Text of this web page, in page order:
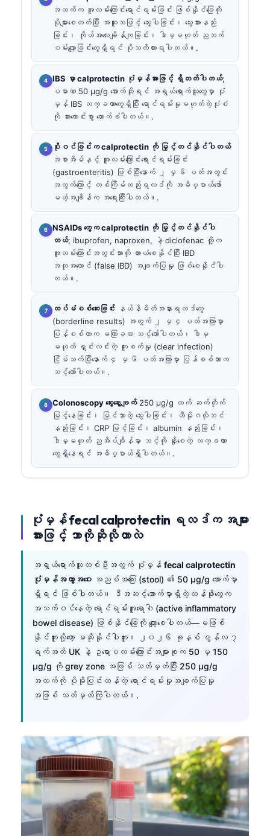
အထက်က အူလမ်းကြောင်းရောင်ရမ်းခြင်း ဖြစ်နိုင်ခြေကို
ပိုများစေတတ်ပြီး အထူးသဖြင့် သွေးပါခြင်း၊ သွေးအားနည်း
ခြင်း၊ ကိုယ်အလေးချိန်ကျခြင်း၊ ဒါမှမဟုတ် ညဘက်
ဝမ်းလျှောခြင်းတွေရှိရင် ပိုသတိထားရပါတယ်။.
IBS မှာ calprotectin ပုံမှန်အားဖြင့် ရှိတတ်ပါတယ်;
ပမာဏ 50 µg/g အောက်ဆိုရင် အရွယ်ရောက်သူတွေမှာ ပုံ
မှန် IBS လက္ခဏာတွေရှိပြီး ရောင်ရမ်းမှုမဟုတ်တဲ့ပုံစံ
ကို အားကောင်းစွာ ထောက်ခံပါတယ်။.
ပိုးဝင်ခြင်းက calprotectin ကို မြှင့်တင်နိုင်ပါတယ်
အစာအိမ်နှင့် အူလမ်းကြောင်းရောင်ရမ်းခြင်း
(gastroenteritis) ဖြစ်ပြီးနောက် ၂ မှ ၆ ပတ်အတွင်း
အတွက်ကြောင့် တစ်ကြိမ်တည်းရလဒ်ကို အဓိပ္ပာယ်ဖော်
မယ့်အချိန်က အရေးကြီးပါတယ်။.
NSAIDs တွေက calprotectin ကို မြှင့်တင်နိုင်ပါ
တယ်; ibuprofen, naproxen, နဲ့ diclofenac တို့က
အူလမ်းကြောင်းအတွင်းသားကို ယားယံစေနိုင်ပြီး IBD
အတုအယောင် (false IBD) အချက်ပြမှု ဖြစ်စေနိုင်ပါ
တယ်။.
ထပ်မံစစ်ဆေးခြင်း နယ်နိမိတ်အနားရလဒ်တွေ
(borderline results) အတွက် ၂ မှ ၄ ပတ်အကြာမှာ
ပြန်စစ်တာက မကြာခဏ သင့်တော်ပါတယ်၊ ဒါမှ
မဟုတ် ရှင်းလင်းတဲ့ ကူးစက်မှု (clear infection)
ငြိမ်သက်ပြီးနောက် ၄ မှ ၆ ပတ်အကြာမှာ ပြန်စစ်တာက
သင့်တော်ပါတယ်။.
Colonoscopy ဆွေးနွေးချက်250 µg/g ထက် ဆက်တိုက်
မြင့်နေခြင်း၊ မြင်သာတဲ့ သွေးပါခြင်း၊ ဟီမိုဂလိုဘင်
နည်းခြင်း၊ CRP မြင့်ခြင်း၊ albumin နည်းခြင်း၊
ဒါမှမဟုတ် ညအိပ်ချိန်မှာ သင့်ကို နိုးစေတဲ့ လက္ခဏာ
တွေရှိနေရင် အဓိပ္ပာယ်ရှိပါတယ်။.
ပုံမှန် fecal calprotectin ရလဒ်က အများ
အားဖြင့် ဘာကိုဆိုလိုတာလဲ
အရွယ်ရောက်သူတစ်ဦးအတွက် ပုံမှန် fecal calprotectin
ပုံမှန်အကွာအဝေး အညစ်အကြေး (stool) ၏ 50 µg/g အောက်မှာ
ရှိရင် ဖြစ်ပါတယ်။ ဒီအဆင့်အောက်မှာရှိတဲ့တန်ဖိုးတွေက
အသက်ဝင်နေတဲ့ ရောင်ရမ်းအူရောဂါ (active inflammatory
bowel disease) ဖြစ်နိုင်ခြေကို လျော့စေပါတယ်—မဖြစ်
နိုင်ဘူးလို့တော့ မဆိုနိုင်ပါဘူး။ ၂၀၂၆ ခုနှစ် ဇွန်လ ၇
ရက်အထိ UK နဲ့ ဥရောပလမ်းကြောင်းအများစုက 50 မှ 150
µg/g ကို grey zone အဖြစ် သတ်မှတ်ပြီး 250 µg/g
အထက်ကို ပိုမိုပြင်းထန်တဲ့ ရောင်ရမ်းမှုအချက်ပြမှု
အဖြစ် သတ်မှတ်ကြပါတယ်။.